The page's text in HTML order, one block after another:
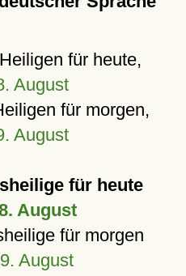
für heute,
August
für morgen,
August
für heute
August
für morgen
August